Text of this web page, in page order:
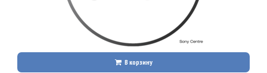
В корзину